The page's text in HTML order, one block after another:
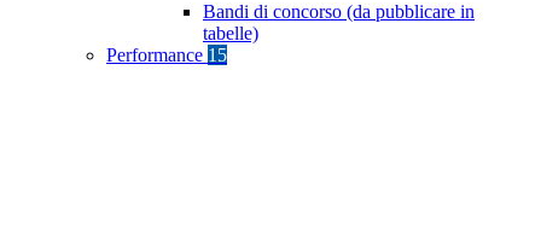
Bandi di concorso (da pubblicare in
tabelle)
Performance 15